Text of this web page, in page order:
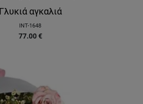
Γλυκιά αγκαλιά
INT-1648
77.00 €